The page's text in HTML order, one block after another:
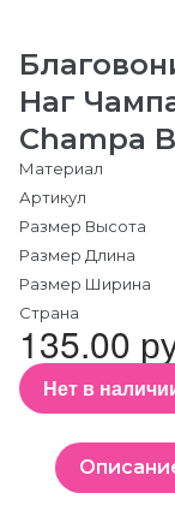
Наг
Champa
Материал
Артикул
Размер Высота
Размер Длина
Размер Ширина
Страна
135.00
Нет в